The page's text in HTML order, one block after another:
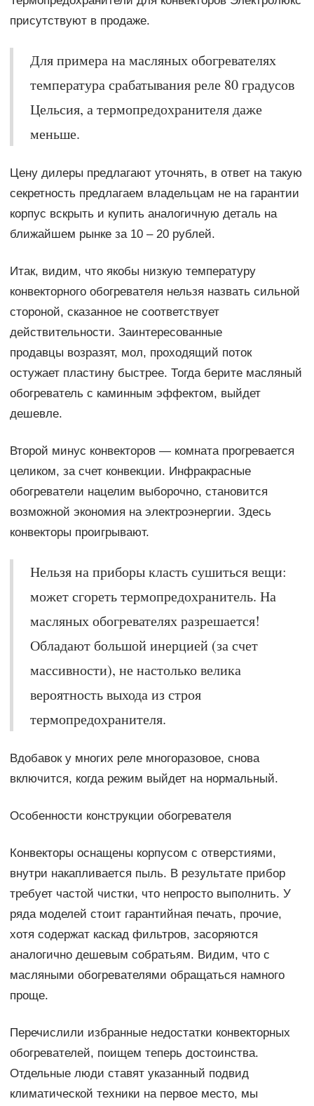
присутствуют в продаже.
Для примера на масляных обогревателях
температура срабатывания реле 80 градусов
Цельсия, а термопредохранителя даже
меньше.
Цену дилеры предлагают уточнять, в ответ на такую
секретность предлагаем владельцам не на гарантии
корпус вскрыть и купить аналогичную деталь на
ближайшем рынке за 10 – 20 рублей.
Итак, видим, что якобы низкую температуру
конвекторного обогревателя нельзя назвать сильной
стороной, сказанное не соответствует
действительности. Заинтересованные
продавцы возразят, мол, проходящий поток
остужает пластину быстрее. Тогда берите масляный
обогреватель с каминным эффектом, выйдет
дешевле.
Второй минус конвекторов — комната прогревается
целиком, за счет конвекции. Инфракрасные
обогреватели нацелим выборочно, становится
возможной экономия на электроэнергии. Здесь
конвекторы проигрывают.
Нельзя на приборы класть сушиться вещи:
может сгореть термопредохранитель. На
масляных обогревателях разрешается!
Обладают большой инерцией (за счет
массивности), не настолько велика
вероятность выхода из строя
термопредохранителя.
Вдобавок у многих реле многоразовое, снова
включится, когда режим выйдет на нормальный.
Особенности конструкции обогревателя
Конвекторы оснащены корпусом с отверстиями,
внутри накапливается пыль. В результате прибор
требует частой чистки, что непросто выполнить. У
ряда моделей стоит гарантийная печать, прочие,
хотя содержат каскад фильтров, засоряются
аналогично дешевым собратьям. Видим, что с
масляными обогревателями обращаться намного
проще.
Перечислили избранные недостатки конвекторных
обогревателей, поищем теперь достоинства.
Отдельные люди ставят указанный подвид
климатической техники на первое место, мы